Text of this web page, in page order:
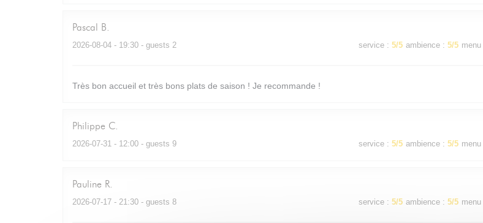
Pascal B
2026-08-04 - 19:30 - guests 2 service : 5/5 ambience : 5/5 menu
Très bon accueil et très bons plats de saison ! Je recommande !
Philippe C
2026-07-31 - 12:00 - guests 9 service : 5/5 ambience : 5/5 menu
Pauline R
2026-07-17 - 21:30 - guests 8 service : 5/5 ambience : 5/5 menu